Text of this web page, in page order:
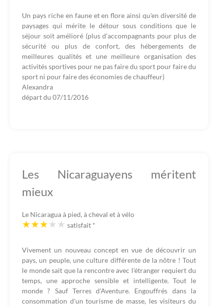
Un pays riche en faune et en flore ainsi qu'en diversité de
paysages qui mérite le détour sous conditions que le
séjour soit amélioré (plus d'accompagnants pour plus de
sécurité ou plus de confort, des hébergements de
meilleures qualités et une meilleure organisation des
activités sportives pour ne pas faire du sport pour faire du
sport ni pour faire des économies de chauffeur)
Alexandra
départ du 07/11/2016
Les Nicaraguayens méritent
mieux
Le Nicaragua à pied, à cheval et à vélo
satisfait *
Vivement un nouveau concept en vue de découvrir un
pays, un peuple, une culture différente de la nôtre ! Tout
le monde sait que la rencontre avec l'étranger requiert du
temps, une approche sensible et intelligente. Tout le
monde ? Sauf Terres d'Aventure. Engouffrés dans la
consommation d'un tourisme de masse, les visiteurs du